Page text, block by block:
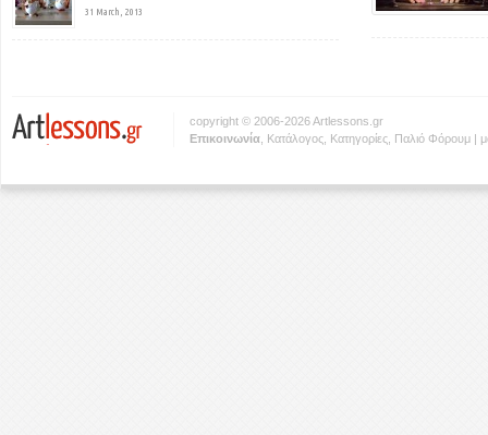
31 March, 2013
copyright © 2006-2026 Artlessons.gr
Eπικοινωνία Κατάλογος Κατηγορίες Παλιό Φόρουμ |